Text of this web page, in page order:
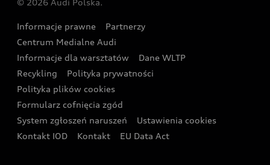
Wyszukaj najbliższego Partnera Audi
Oferta dla przedsiębiorców
Oferta dla klientów prywatnych
Kalkulator rat
Ubezpieczenie
Zasięg
Gwarancja
Akcje serwisowe Audi
Katalog online akcesoriów
Audi i Muzeum Sztuki Nowoczesnej w Warszawie
Audi driving experience
Audi quattro Cup
Audi i Puchar Świata w Skokach Narciarskich w
Zakopanem
© 2026 Audi Polska.
Informacje prawne
Partnerzy
Centrum Medialne Audi
Informacje dla warsztatów
Dane WLTP
Recykling
Polityka prywatności
Polityka plików cookies
Formularz cofnięcia zgód
System zgłoszeń naruszeń
Ustawienia cookies
Kontakt IOD
Kontakt EU Data Act